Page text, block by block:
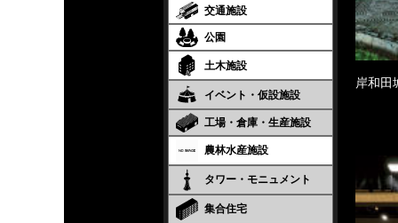
交通施設
公園
土木施設
イベント・仮設施設
工場・倉庫・生産施設
農林水産施設
タワー・モニュメント
集合住宅
岸和田